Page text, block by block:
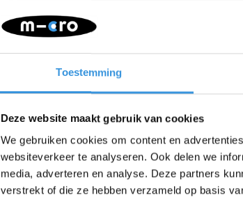
Toestemming
Deze website maakt gebruik van cookies
We gebruiken cookies om content en
websiteverkeer te analyseren. Ook delen we
media, adverteren en analyse. Deze partners
verstrekt of die ze hebben verzameld op basis